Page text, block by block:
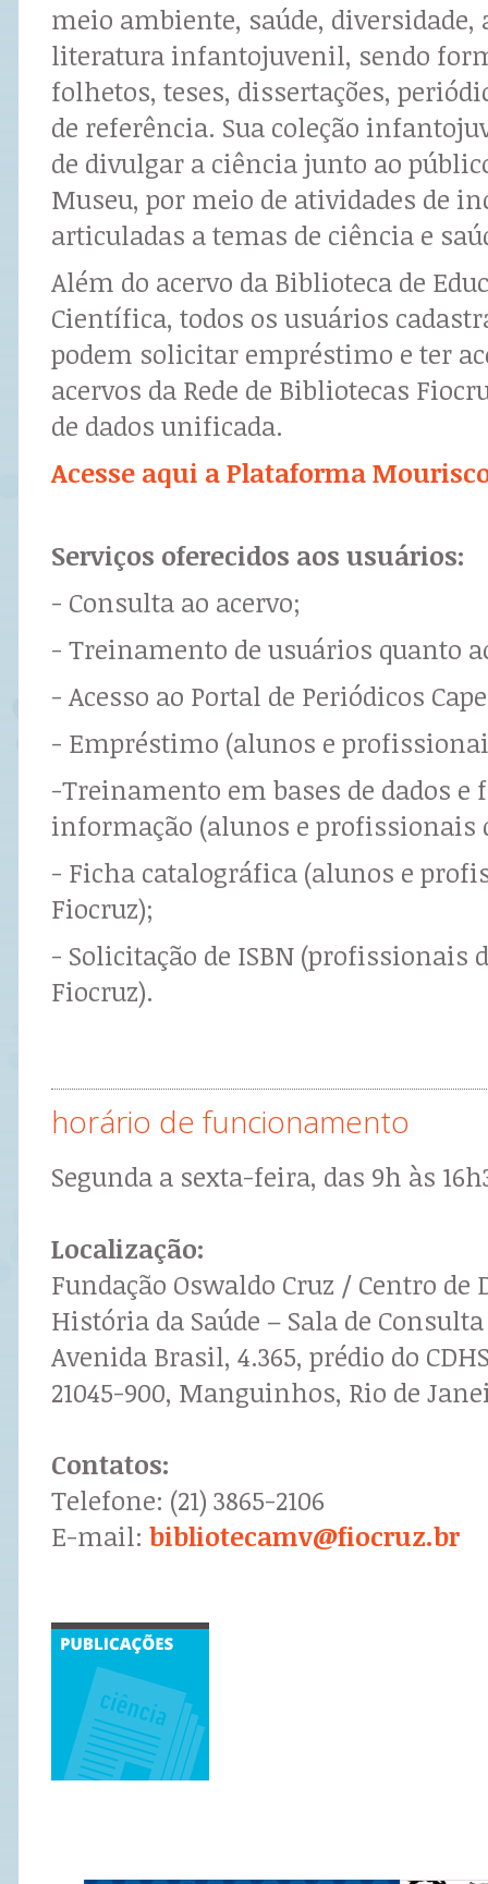
meio ambiente, saúde, diversidade,
literatura infantojuvenil, sendo
folhetos, teses, dissertações,
de referência. Sua coleção
de divulgar a ciência junto ao
Museu, por meio de atividades de
articuladas a temas de ciência e
Além do acervo da Biblioteca de
Científica, todos os usuários
podem solicitar empréstimo e ter
acervos da Rede de Bibliotecas
de dados unificada.
Acesse aqui a Plataforma
Serviços oferecidos aos usuários:
- Consulta ao acervo;
- Treinamento de usuários quanto
- Acesso ao Portal de Periódicos
- Empréstimo (alunos e
-Treinamento em bases de dados e
informação (alunos e profissionais
- Ficha catalográfica (alunos e
Fiocruz);
- Solicitação de ISBN (profissionais
Fiocruz).
horário de funcionamento
Segunda a sexta-feira, das 9h às
Localização:
Fundação Oswaldo Cruz / Centro de
História da Saúde – Sala de Consulta
Avenida Brasil, 4.365, prédio do
21045-900, Manguinhos, Rio de
Contatos:
Telefone: (21) 3865-2106
E-mail: bibliotecamv@fiocruz.br